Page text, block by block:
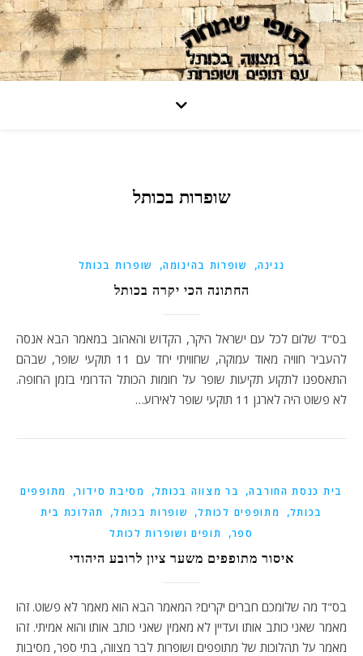
שופרות בכותל
נגינה, שופרות בהינומה, שופרות בכותל
החתונה הכי יקרה בכותל
בס"ד שלום לכל עם ישראל היקר, הקדוש והאהוב במאמר הבא אנסה
להעביר חוויה מאוד עמוקה, שחוויתי יחד עם 11 תוקעי שופר, שבהם
התאספנו לתקוע תקיעות שופר על חומות הכותל הדרומי בזמן החופה.
לא פשוט היה לארגן 11 תוקעי שופר לאירוע…
בית כנסת החורבה, בר מצווה בכותל, מסיבת סידור,
מתופפים
בכותל, מתופפים לכותל, שופרות בכותל,
תהלוכת בית
ספר, תופים ושופרות לכותל
איסור מתופפים משער ציון לרובע היהודי
בס"ד מה שלומכם חברים יקרים? המאמר הבא הוא מאמר לא פשוט. זהו
מאמר שאני כותב אותו ועדיין לא מאמין שאני כותב אותו והוא אמיתי. זהו
מאמר על תהלוכות של מתופפים ושופרות לבר מצווה, בתי ספר, מסיבות